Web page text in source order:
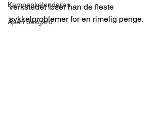
Kampenkalenderen
Åpen bakgård
verkstedet løser han de fleste
sykkelproblemer for en rimelig penge.